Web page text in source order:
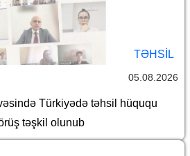
TƏHSIL
05.08.2026
Türkiyədə təhsil hüququ
təşkil olunub